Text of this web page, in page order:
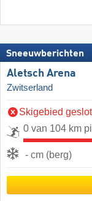
Sneeuwberichten
Aletsch Arena
Zwitserland
Skigebied
0 van 104 km
- cm (berg)